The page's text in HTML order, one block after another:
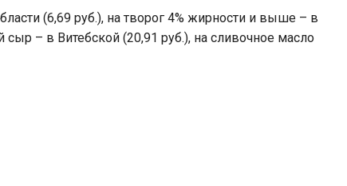
(6,69 руб.), на творог 4% жирности и выше – в
– в Витебской (20,91 руб.), на сливочное масло